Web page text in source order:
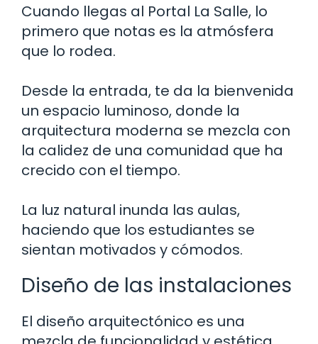
Cuando llegas al Portal La Salle, lo
primero que notas es la atmósfera
que lo rodea.
Desde la entrada, te da la bienvenida
un espacio luminoso, donde la
arquitectura moderna se mezcla con
la calidez de una comunidad que ha
crecido con el tiempo.
La luz natural inunda las aulas,
haciendo que los estudiantes se
sientan motivados y cómodos.
Diseño de las instalaciones
El diseño arquitectónico es una